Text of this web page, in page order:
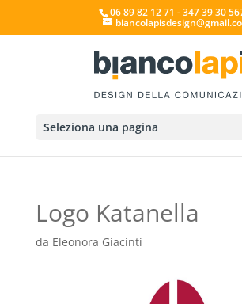
06 89 82 12 71 - 347 39 30
Seleziona una pagina
Logo Katanella
da Eleonora Giacinti